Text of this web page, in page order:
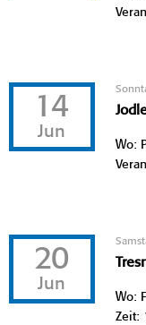
14
Jun
Wo:
20
Jun
Wo:
Zeit: